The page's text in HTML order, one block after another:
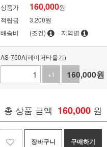
상품가 160,000원
적립금
3,200원
배송비
(조건) 지역별
AS-750A(페이퍼타올기)
+1
-1
160,000원
총 상품 금액 160,000 원
장바구니 구매하기